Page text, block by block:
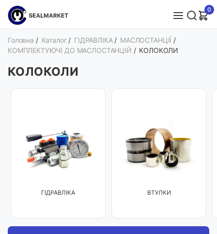
0
Головна / Каталог / ГІДРАВЛІКА / МАСЛОСТАНЦІЇ /
КОМПЛЕКТУЮЧІ ДО МАСЛОСТАНЦІЙ / КОЛОКОЛИ
КОЛОКОЛИ
ГІДРАВЛІКА ВТУЛКИ